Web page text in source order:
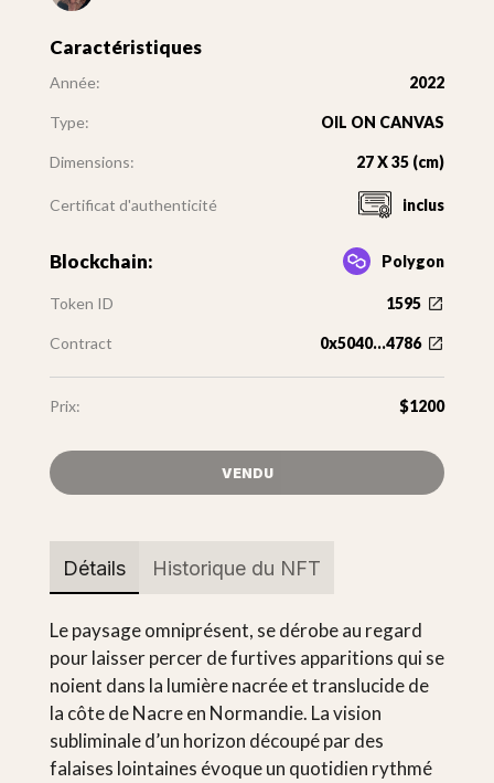
Caractéristiques
Année: 2022
Type: OIL ON CANVAS
Dimensions: 27 X 35 (cm)
Certificat d'authenticité inclus
Blockchain: Polygon
Token ID 1595
Contract 0x5040...4786
Prix: $1200
VENDU
Détails Historique du NFT
Le paysage omniprésent, se dérobe au regard
pour laisser percer de furtives apparitions qui se
noient dans la lumière nacrée et translucide de
la côte de Nacre en Normandie. La vision
subliminale d’un horizon découpé par des
falaises lointaines évoque un quotidien rythmé